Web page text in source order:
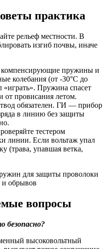
практика
рельеф местности. В
изгиб почвы, иначе
компенсирующие пружины и
колебания (от -30°C до
«играть». Пружина спасет
от провисания летом.
обязателен. ГИ — прибор
в линию без защиты
тестером
линии. Если вольтаж упал
(трава, упавшая ветка,
вопросы
безопасно?
высоковольтный